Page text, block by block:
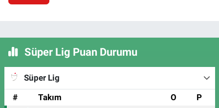
Süper Lig Puan Durumu
Süper Lig
#
Takım O P